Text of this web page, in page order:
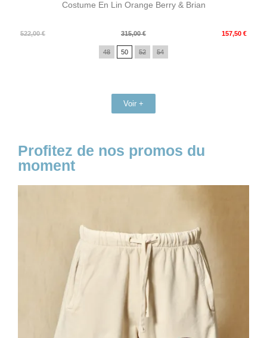
Costume En Lin Orange Berry & Brian
522,00 €
Prix
315,00 € 157,50 €
Prix
48 50 52 54
Voir +
Profitez de nos promos du
moment